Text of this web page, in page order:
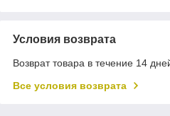
Условия возврата
Возврат товара в течение 14
Все условия возврата